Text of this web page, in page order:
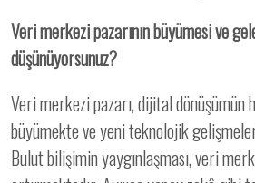
Veri merkezi pazarının büyümesi ve
düşünüyorsunuz?
Veri merkezi pazarı, dijital dönüşümün
büyümekte ve yeni teknolojik
Bulut bilişimin yaygınlaşması, veri